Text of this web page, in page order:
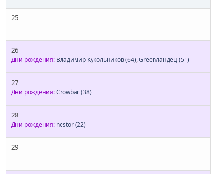
25
26
Дни рождения: Владимир Кукольников(64),Greenландец(51)
27
Дни рождения:Crowbar(38)
28
Дни рождения: nestor(22)
29